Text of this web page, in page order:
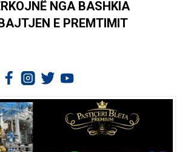
NGA BASHKIA
E PREMTIMIT